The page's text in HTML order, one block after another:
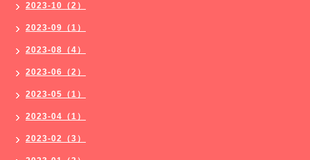
2023-10（2）
2023-09（1）
2023-08（4）
2023-06（2）
2023-05（1）
2023-04（1）
2023-02（3）